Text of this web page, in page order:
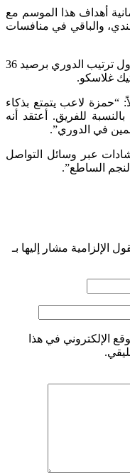
أهداف هذا الموسم مع
والباقي في منافسات
ويحتل رينجرز حاليًا المركز الثاني في جدول ترتيب الدوري برصيد 36
“حمزة لاعب يتمتع بذكاء
للفريق. أعتقد أنه
في الدوري”.
عبر وسائل التواصل
الساطع”.
الإلزامية مشار إليها بـ
الإلكتروني في هذا